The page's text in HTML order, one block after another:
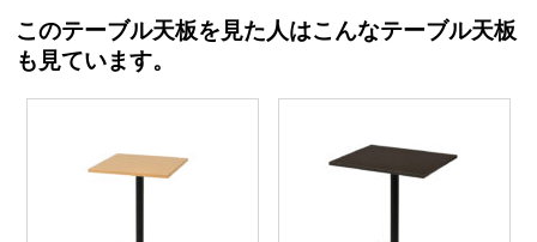
このテーブル天板を見た人はこんなテーブル天板
も見ています。